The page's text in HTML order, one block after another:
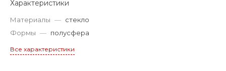
Характеристики
Материалы — стекло
Формы — полусфера
Все характеристики